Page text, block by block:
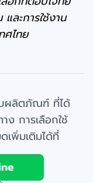
ละการใช้งาน
ศไทย
บผลิตภัณฑ์ ที่ได้
ง การเลือกใช้
เพิ่มเติมได้ที่